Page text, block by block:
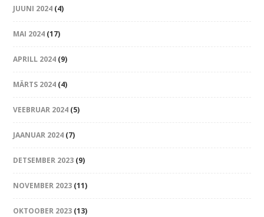
JUUNI 2024 (4)
MAI 2024 (17)
APRILL 2024 (9)
MÄRTS 2024 (4)
VEEBRUAR 2024 (5)
JAANUAR 2024 (7)
DETSEMBER 2023 (9)
NOVEMBER 2023 (11)
OKTOOBER 2023 (13)